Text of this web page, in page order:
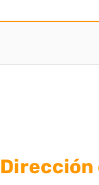
Dirección